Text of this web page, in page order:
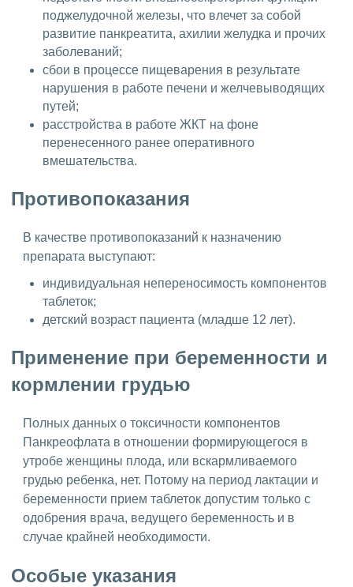
поджелудочной железы, что влечет за собой
развитие панкреатита, ахилии желудка и прочих
заболеваний;
сбои в процессе пищеварения в результате
нарушения в работе печени и желчевыводящих
путей;
расстройства в работе ЖКТ на фоне
перенесенного ранее оперативного
вмешательства.
Противопоказания
В качестве противопоказаний к назначению
препарата выступают:
индивидуальная непереносимость компонентов
таблеток;
детский возраст пациента (младше 12 лет).
Применение при беременности и
кормлении грудью
Полных данных о токсичности компонентов
Панкреофлата в отношении формирующегося в
утробе женщины плода, или вскармливаемого
грудью ребенка, нет. Потому на период лактации и
беременности прием таблеток допустим только с
одобрения врача, ведущего беременность и в
случае крайней необходимости.
Особые указания